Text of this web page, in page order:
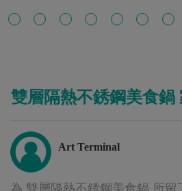
雙層隔熱不銹鋼美食鍋
Art Terminal